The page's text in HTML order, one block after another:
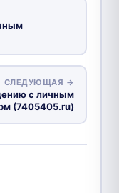
СЛЕДУЮЩАЯ →
с личным
(7405405.ru)